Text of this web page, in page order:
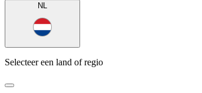
NL
Selecteer een land of regio